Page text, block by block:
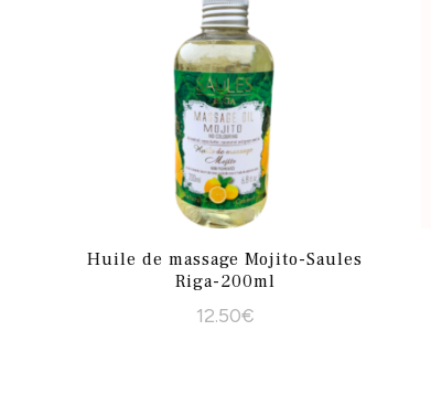
Huile de massage Mojito-Saules
Riga-200ml
12.50€